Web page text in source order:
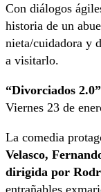
Con diálogos
historia de un
nieta/cuidadora y
a visitarlo.
“Divorciados 2.0”
Viernes 23 de
La comedia
Velasco,
dirigida por
entrañables